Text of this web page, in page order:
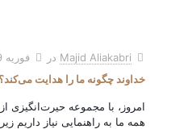
Majid Aliakabri در
فوریه 9, 2025
خداوند چگونه ما را هدایت
امروز، با مجموعه حیرت‌انگیزی
همه ما به راهنمایی نیاز داریم